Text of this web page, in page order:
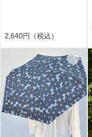
2,640円（税込）